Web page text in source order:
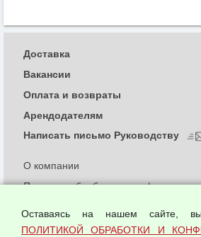
О компании
Политика обработки и
Согласием на обработку
Доставка
Вакансии
Оплата и возвраты
Арендодателям
Написать письмо Руководству
Оставаясь на нашем сайте,
ПОЛИТИКОЙ ОБРАБОТКИ И